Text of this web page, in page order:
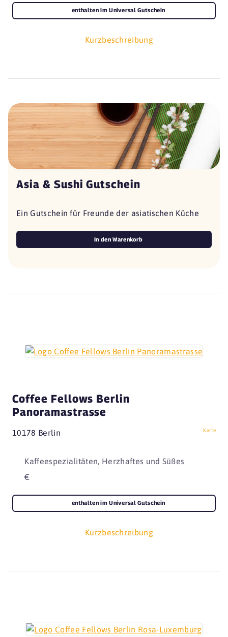
Kurzbeschreibung
enthalten im Universal Gutschein
Asia & Sushi Gutschein
Ein Gutschein für Freunde der asiatischen Küche
In den Warenkorb
Coffee Fellows Berlin
Panoramastrasse
10178 Berlin Karte
Kaffeespezialitäten, Herzhaftes und Süßes
€
Kurzbeschreibung
enthalten im Universal Gutschein